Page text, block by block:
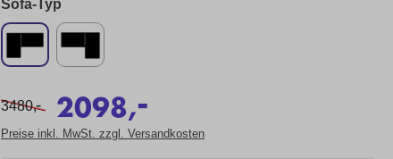
Sofa-Typ
3480,- 2098,
-
Preise inkl. MwSt. zzgl. Versandkosten